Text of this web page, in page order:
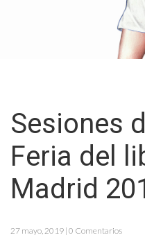
Sesiones
Feria del
Madrid
27 mayo, 2019 | 0 Comentarios